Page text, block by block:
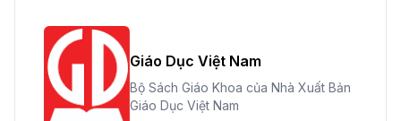
Giáo Dục Việt Nam
Bộ Sách Giáo Khoa của Nhà Xuất Bản
Giáo Dục Việt Nam